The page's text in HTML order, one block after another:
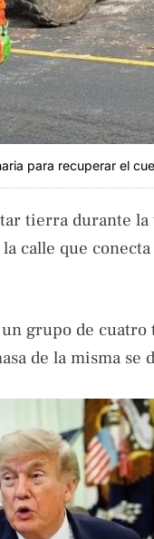
para recuperar el
tierra durante
calle que
grupo de
de la misma se